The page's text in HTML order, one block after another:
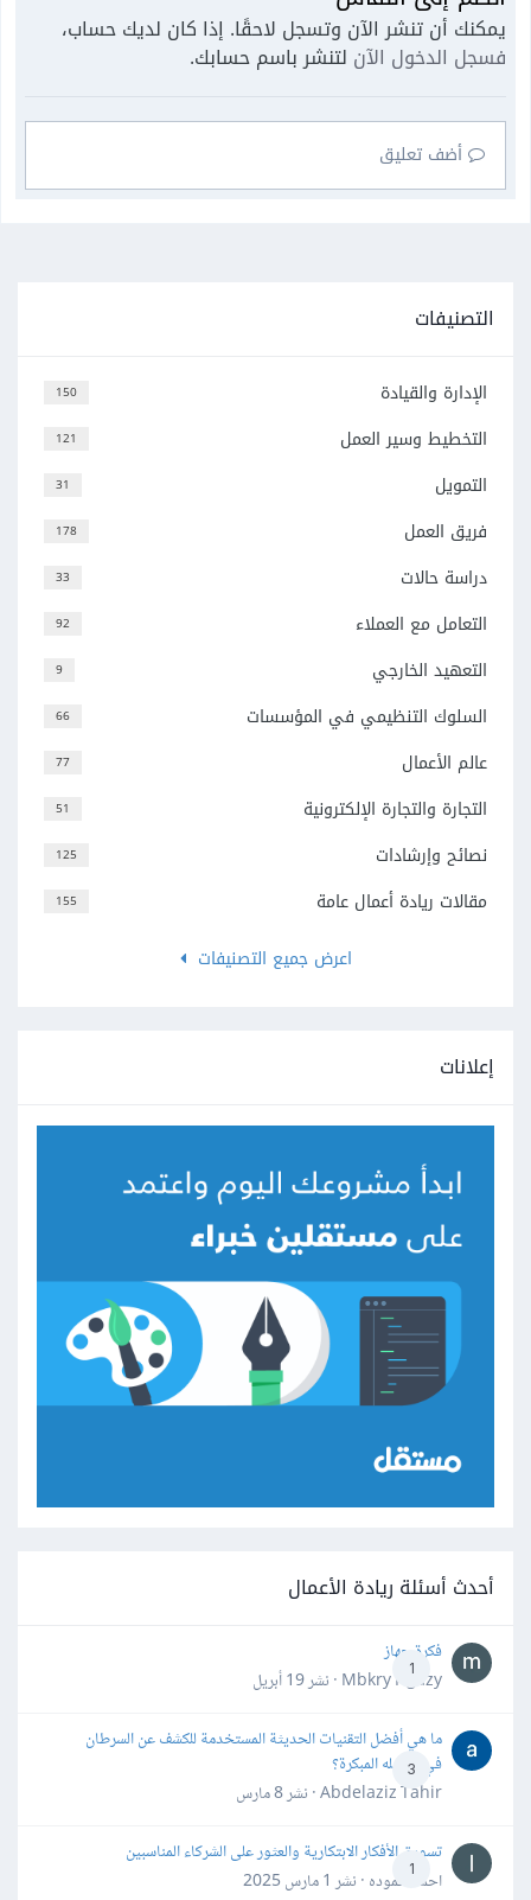
يمكنك أن تنشر الآن وتسجل لاحقًا. إذا كان لديك حساب،
فسجل الدخول الآن لتنشر باسم حسابك.
أضف تعليق
التصنيفات
150 الإدارة والقيادة
121 التخطيط وسير العمل
31 التمويل
178 فريق العمل
33 دراسة حالات
92 التعامل مع العملاء
9 التعهيد الخارجي
66 السلوك التنظيمي في المؤسسات
77 عالم الأعمال
51 التجارة والتجارة الإلكترونية
125 نصائح وإرشادات
155
مقالات ريادة أعمال عامة
اعرض جميع التصنيفات
إعلانات
أحدث أسئلة ريادة الأعمال
1
فكرة جهاز
Mbkry Hgazy · نشر
19 أبريل
3
ما هي أفضل التقنيات الحديثة المستخدمة للكشف عن السرطان
في مراحله المبكرة؟
Abdelaziz Tahir · نشر
8 مارس
1
تسويق الأفكار الابتكارية والعثور على الشركاء المناسبين
احمد حموده · نشر 1 مارس 2025